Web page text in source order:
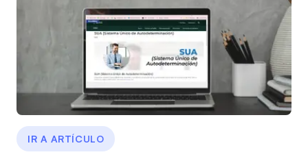
IR A ARTÍCULO